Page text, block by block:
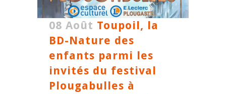
08 Août Toupoil, la
BD-Nature des
enfants parmi les
invités du festival
Plougabulles à